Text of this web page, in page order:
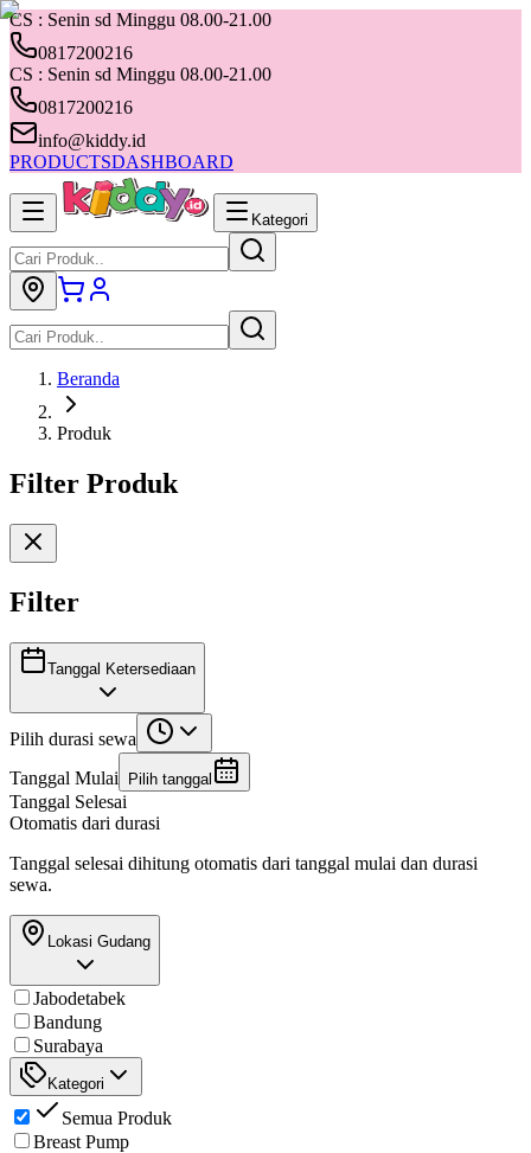
CS : Senin sd Minggu 08.00-21.00
0817200216
CS : Senin sd Minggu 08.00-21.00
0817200216
info@kiddy.id
PRODUCTSDASHBOARD
Kategori
Beranda
Produk
Filter Produk
Filter
Tanggal Ketersediaan
Pilih durasi sewa
Tanggal Mulai
Pilih tanggal
Tanggal Selesai
Otomatis dari durasi
Tanggal selesai dihitung otomatis dari tanggal mulai dan durasi
sewa.
Lokasi Gudang
Jabodetabek
Bandung
Surabaya
Kategori
Semua Produk
Breast Pump